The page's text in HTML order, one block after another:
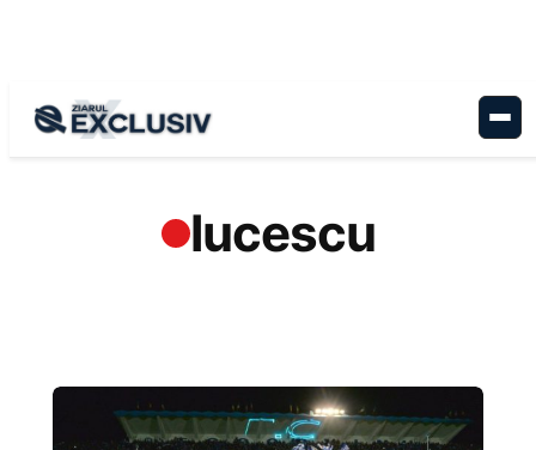
lucescu